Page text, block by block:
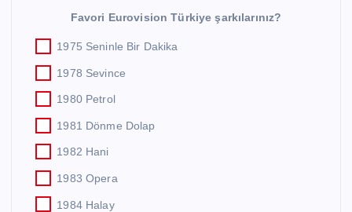
Favori Eurovision Türkiye şarkılarınız?
1975 Seninle Bir Dakika
1978 Sevince
1980 Petrol
1981 Dönme Dolap
1982 Hani
1983 Opera
1984 Halay